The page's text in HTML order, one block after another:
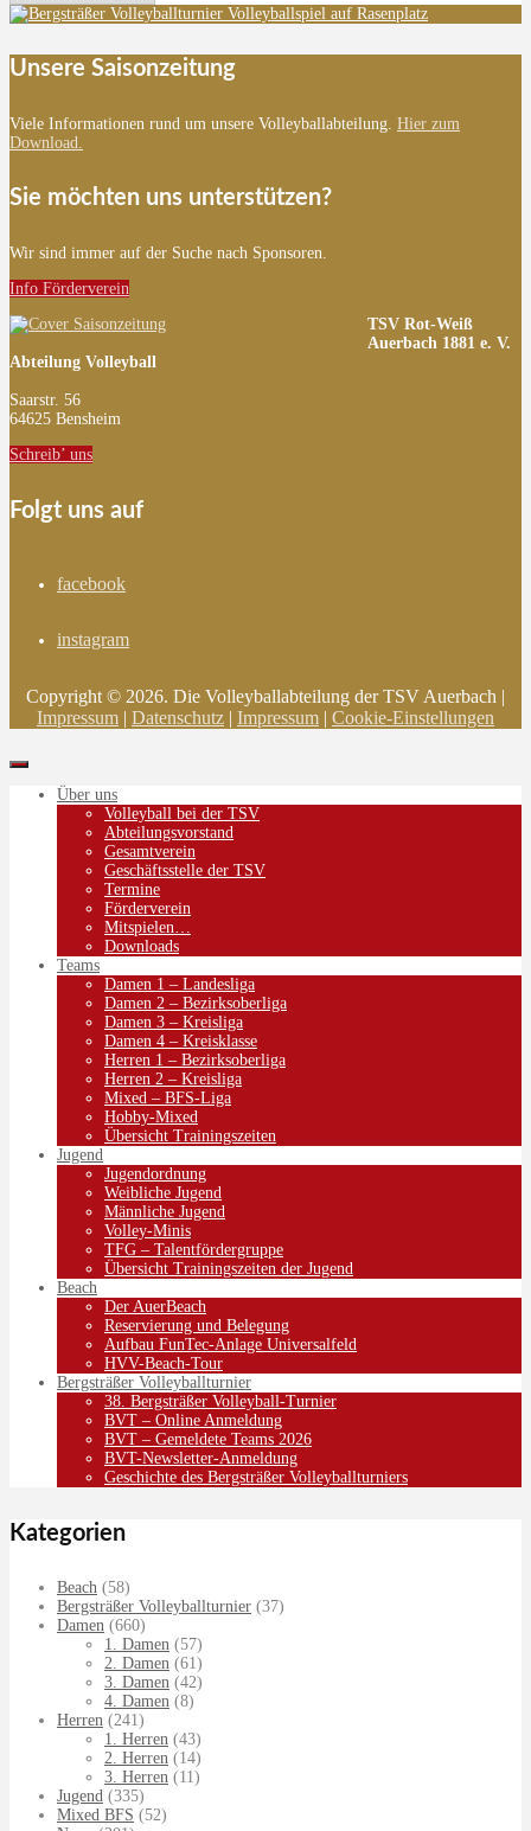
Unsere Saisonzeitung
Viele Informationen rund um unsere Volleyballabteilung. Hier zum
Download.
Sie möchten uns unterstützen?
Wir sind immer auf der Suche nach Sponsoren.
Info Förderverein
TSV Rot-Weiß
Auerbach 1881 e. V.
Abteilung Volleyball
Saarstr. 56
64625 Bensheim
Schreib’ uns
Folgt uns auf
facebook
instagram
Copyright © 2026. Die Volleyballabteilung der TSV Auerbach |
Impressum | Datenschutz | Impressum | Cookie-Einstellungen
Über uns
Volleyball bei der TSV
Abteilungsvorstand
Gesamtverein
Geschäftsstelle der TSV
Termine
Förderverein
Mitspielen…
Downloads
Teams
Damen 1 – Landesliga
Damen 2 – Bezirksoberliga
Damen 3 – Kreisliga
Damen 4 – Kreisklasse
Herren 1 – Bezirksoberliga
Herren 2 – Kreisliga
Mixed – BFS-Liga
Hobby-Mixed
Übersicht Trainingszeiten
Jugend
Jugendordnung
Weibliche Jugend
Männliche Jugend
Volley-Minis
TFG – Talentfördergruppe
Übersicht Trainingszeiten der Jugend
Beach
Der AuerBeach
Reservierung und Belegung
Aufbau FunTec-Anlage Universalfeld
HVV-Beach-Tour
Bergsträßer Volleyballturnier
38. Bergsträßer Volleyball-Turnier
BVT – Online Anmeldung
BVT – Gemeldete Teams 2026
BVT-Newsletter-Anmeldung
Geschichte des Bergsträßer Volleyballturniers
Kategorien
Beach (58)
Bergsträßer Volleyballturnier (37)
Damen (660)
1. Damen (57)
2. Damen (61)
3. Damen (42)
4. Damen (8)
Herren (241)
1. Herren (43)
2. Herren (14)
3. Herren (11)
Jugend (335)
Mixed BFS (52)